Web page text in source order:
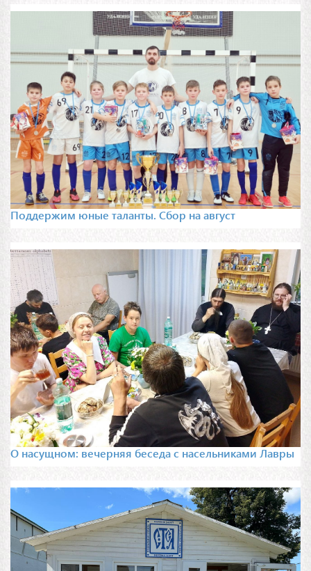
Поддержим юные таланты. Сбор на август
О насущном: вечерняя беседа с насельниками Лавры